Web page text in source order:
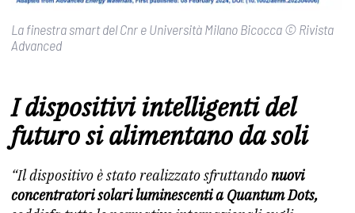
La finestra smart del Cnr e Università Milano Bicocca © Rivista
Advanced
I dispositivi intelligenti del
futuro si alimentano da soli
“Il dispositivo è stato realizzato sfruttandonuovi
concentratori solari luminescenti a Quantum Dots,